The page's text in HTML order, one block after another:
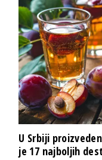
U Srbiji
je 17 najboljih